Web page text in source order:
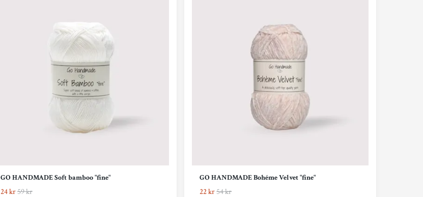
GO HANDMADE Soft bamboo "fine"
24 kr59 kr
GO HANDMADE Bohéme Velvet "fine"
22 kr54 kr